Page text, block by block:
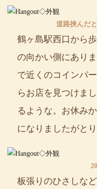
道路挟んだ
鶴ヶ島駅西口から
の向かい側にあり
で近くのコインパ
らお店を見つけま
るような。お休み
になりましたがと
板張りのひさしな